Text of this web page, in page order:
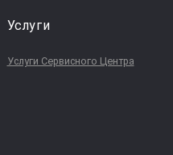
Услуги
Услуги Сервисного Центра